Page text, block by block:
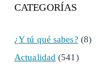
CATEGORÍAS
¿Y tú qué sabes? (8)
Actualidad (541)